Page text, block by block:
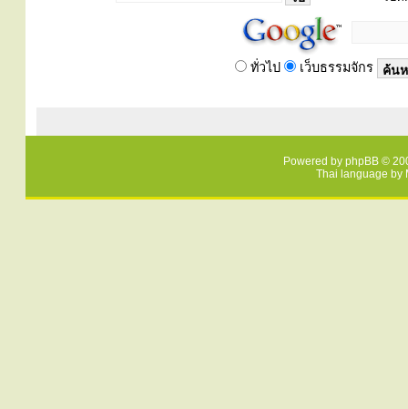
ทั่วไป เว็บธรรมจักร
Powered by phpBB ©
Thai language by